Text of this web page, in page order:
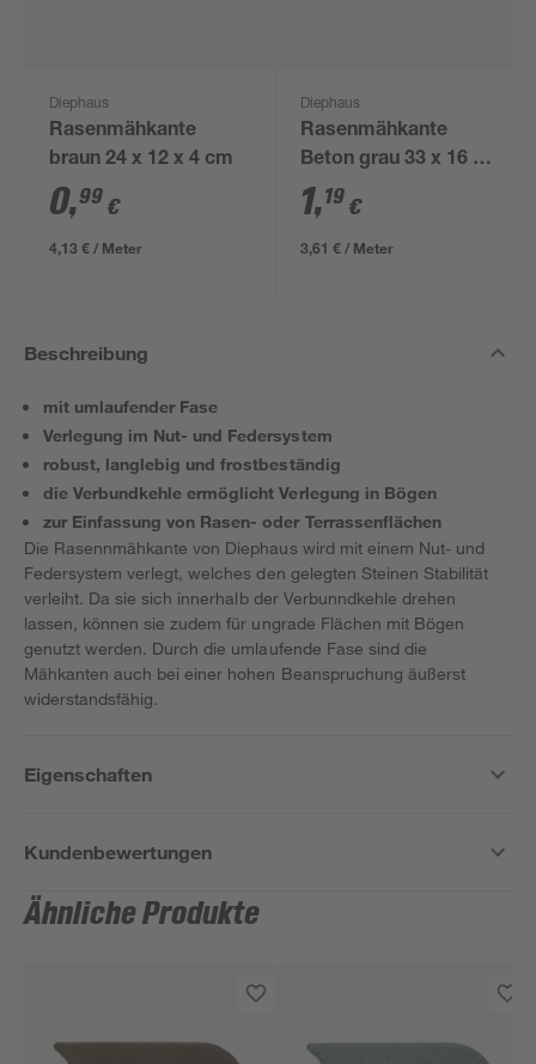
Diephaus
Rasenmähkante
braun 24 x 12 x 4 cm
0,99 €
4,13 € / Meter
Diephaus
Rasenmähkante
Beton grau 33 x 16 x 4
cm
1,19 €
3,61 € / Meter
Beschreibung
mit umlaufender Fase
Verlegung im Nut- und Federsystem
robust, langlebig und frostbeständig
die Verbundkehle ermöglicht Verlegung in Bögen
zur Einfassung von Rasen- oder Terrassenflächen
Die Rasennmähkante von Diephaus wird mit einem Nut- und
Federsystem verlegt, welches den gelegten Steinen Stabilität
verleiht. Da sie sich innerhalb der Verbunndkehle drehen
lassen, können sie zudem für ungrade Flächen mit Bögen
genutzt werden. Durch die umlaufende Fase sind die
Mähkanten auch bei einer hohen Beanspruchung äußerst
widerstandsfähig.
Eigenschaften
Kundenbewertungen
Ähnliche Produkte